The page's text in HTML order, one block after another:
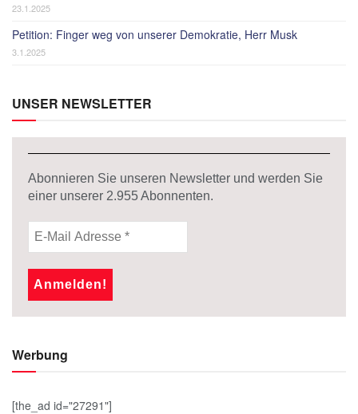
23.1.2025
Petition: Finger weg von unserer Demokratie, Herr Musk
3.1.2025
UNSER NEWSLETTER
Abonnieren Sie unseren Newsletter und werden Sie
einer unserer 2.955Abonnenten.
Werbung
[the_ad id="27291"]